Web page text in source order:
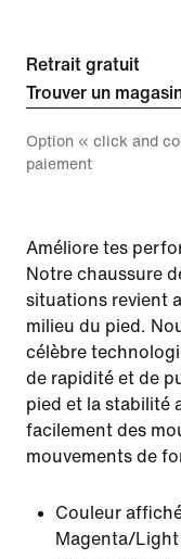
Retrait gratuit
Trouver un
Option « click and
paiement
Améliore tes
Notre chaussure
situations revient
milieu du pied.
célèbre
de rapidité et de
pied et la stabilité
facilement des
mouvements de
Couleur
Magenta/